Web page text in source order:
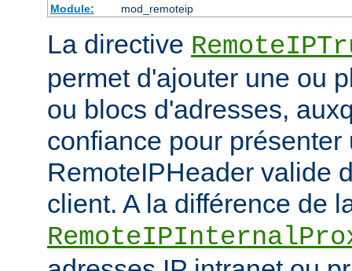
Module:
mod_remoteip
La directive
permet d'ajouter une ou
ou blocs d'adresses,
confiance pour présenter
RemoteIPHeader valide
client. A la différence de